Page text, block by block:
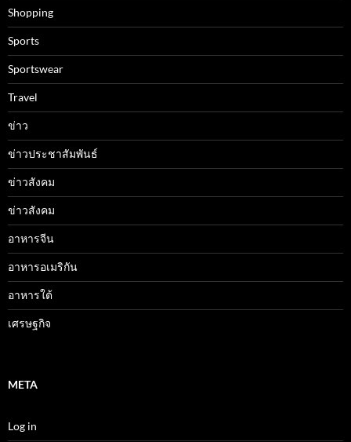
Shopping
Sports
Sportswear
Travel
ข่าว
ข่าวประชาสัมพันธ์
ข่าวสังคม
ข่าวสังคม
อาหารจีน
อาหารอเมริกัน
อาหารใต้
เศรษฐกิจ
META
Log in